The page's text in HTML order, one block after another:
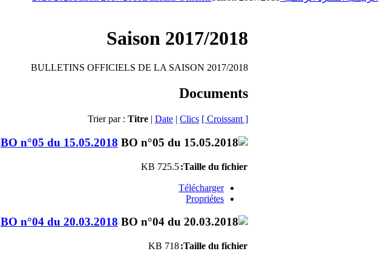
Saison 2017/2018
BULLETINS OFFICIELS DE LA SAISON 2017/2018
Documents
Trier par : Titre | Date | Clics [ Croissant ]
BO n°05 du 15.05.2018
Taille du fichier:
725.5 KB
Télécharger
Propriétes
BO n°04 du 20.03.2018
Taille du fichier:
718 KB